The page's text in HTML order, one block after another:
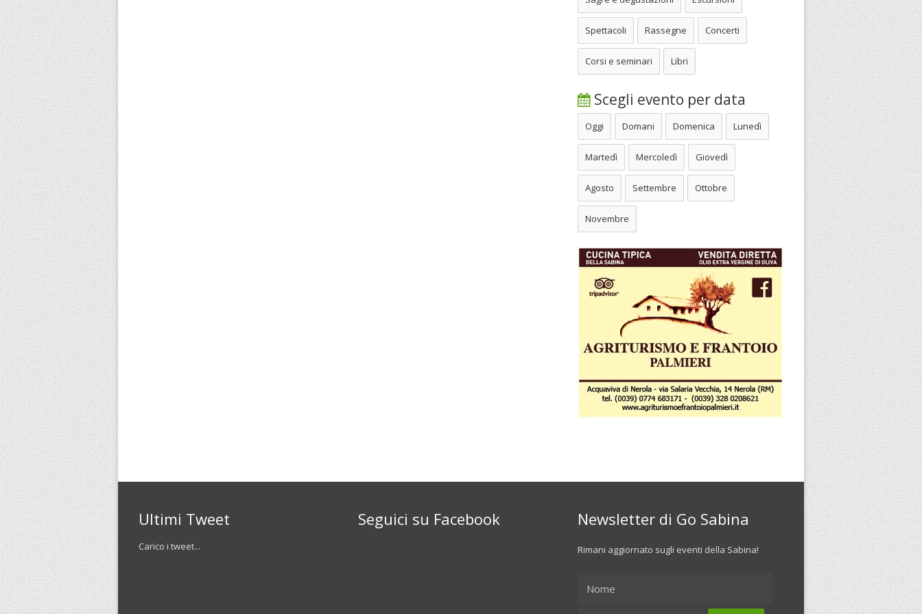
Spettacoli Rassegne Concerti
Corsi e seminari Libri
Scegli evento per data
Oggi Domani Domenica Lunedì
Martedì Mercoledì Giovedì
Agosto Settembre Ottobre
Novembre
Ultimi Tweet
Carico i tweet...
Seguici su Facebook Newsletter di Go Sabina
Rimani aggiornato sugli eventi della Sabina!